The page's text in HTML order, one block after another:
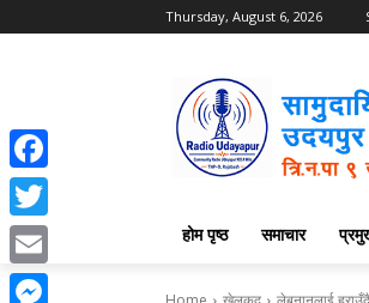
Thursday, August 6, 2026
होम पृष्ठ समाचार
Facebook
Twitter
Email